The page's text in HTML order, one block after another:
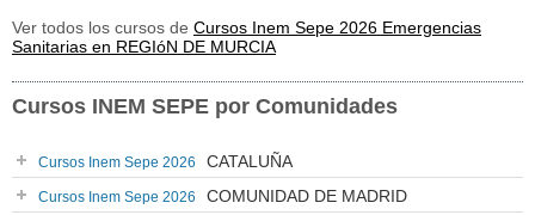
Ver todos los cursos de Cursos Inem Sepe 2026 Emergencias
Sanitarias en REGIóN DE MURCIA
Cursos INEM SEPE por Comunidades
Cursos Inem Sepe 2026 CATALUÑA
Cursos Inem Sepe 2026 COMUNIDAD DE MADRID